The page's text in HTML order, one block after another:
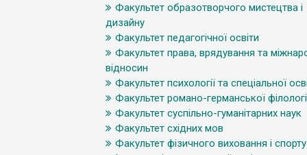
Факультет образотворчого мистецтва і
дизайну
Факультет педагогічної освіти
Факультет права, врядування та
відносин
Факультет психології та спеціальної
Факультет романо-германської
Факультет суспільно-гуманітарних наук
Факультет східних мов
Факультет фізичного виховання і спорту